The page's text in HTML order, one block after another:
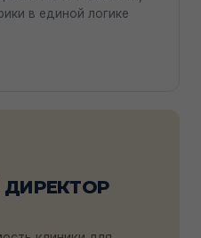
в единой логике